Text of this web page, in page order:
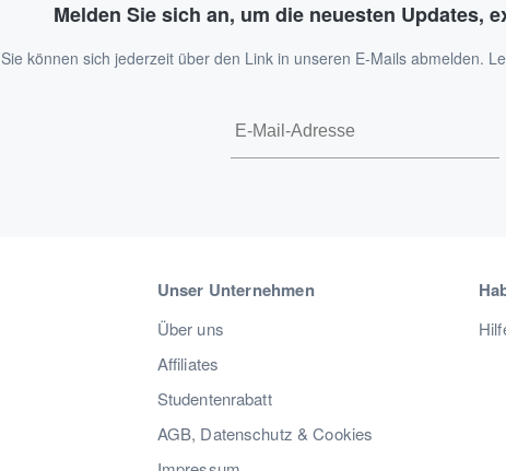
Melden Sie sich an, um die neuesten Updates,
Sie können sich jederzeit über den Link in unseren E-Mails abmelden.
Unser Unternehmen
Über uns
Affiliates
Studentenrabatt
AGB, Datenschutz & Cookies